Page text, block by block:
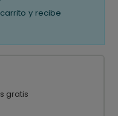
y recibe
gratis